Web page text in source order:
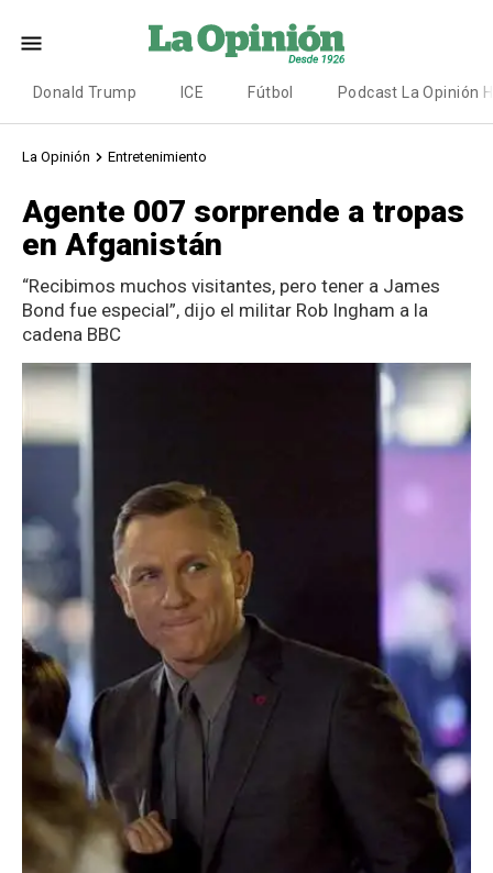
Donald Trump ICE Fútbol Podcast La Opinión
La Opinión Entretenimiento
Agente 007 sorprende a tropas
en Afganistán
“Recibimos muchos visitantes, pero tener a James
Bond fue especial”, dijo el militar Rob Ingham a la
cadena BBC